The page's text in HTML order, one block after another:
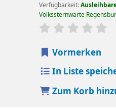
Verfügbarkeit:
Volkssternwarte
Sternchenbewertung
Vormerken
In Liste
Zum Korb